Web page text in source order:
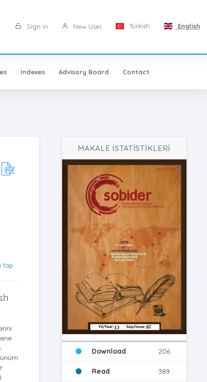
Sign in New User Turkish English
Indexes Advisory Board Contact
Yap
MAKALE İSTATİSTİKLERİ
Download 206
Read 389